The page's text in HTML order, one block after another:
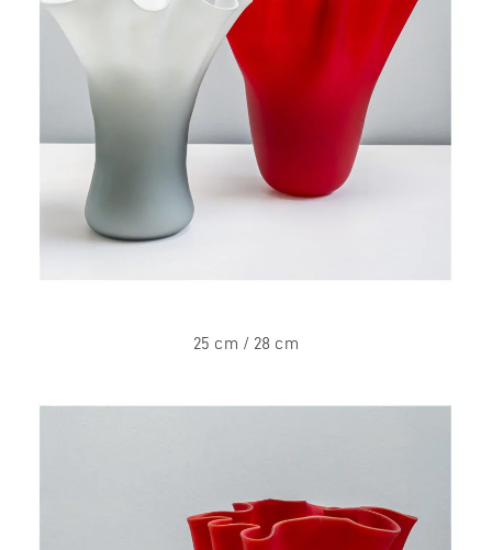
25 cm / 28 cm